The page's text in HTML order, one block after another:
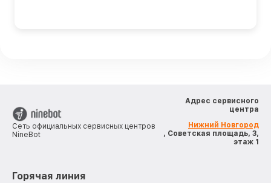
Сеть официальных сервисных центров
NineBot
Адрес сервисного
центра
Нижний Новгород
, Советская площадь, 3,
этаж 1
Горячая линия